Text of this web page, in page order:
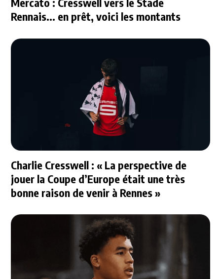
Rennais... en prêt, voici les montants
Charlie Cresswell : « La perspective de
jouer la Coupe d’Europe était une très
bonne raison de venir à Rennes »